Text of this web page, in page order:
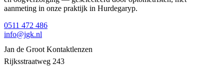
aanmeting in onze praktijk in Hurdegaryp.
0511 472 486
info@jgk.nl
Jan de Groot Kontaktlenzen
Rijksstraatweg 243